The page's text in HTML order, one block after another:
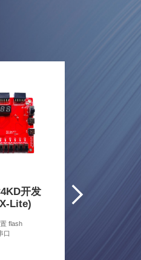
开发
Lite)
置 flash
口